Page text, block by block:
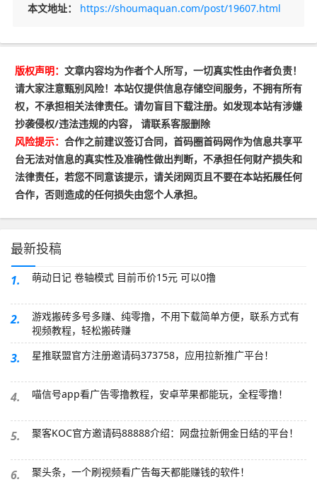
本文地址：
https://shoumaquan.com/post/19607.html
版权声明： 文章内容均为作者个人所写，一切真实性由作者负责！
请大家注意甄别风险！本站仅提供信息存储空间服务，不拥有所有
权，不承担相关法律责任。请勿盲目下载注册。如发现本站有涉嫌
抄袭侵权/违法违规的内容， 请联系客服删除
风险提示： 合作之前建议签订合同，首码圈首码网作为信息共享平
台无法对信息的真实性及准确性做出判断，不承担任何财产损失和
法律责任，若您不同意该提示，请关闭网页且不要在本站拓展任何
合作，否则造成的任何损失由您个人承担。
最新投稿
1. 萌动日记 卷轴模式 目前币价15元 可以0撸
2.
游戏搬砖多号多赚、纯零撸，不用下载简单方便，联系方式有
视频教程，轻松搬砖赚
3. 星推联盟官方注册邀请码373758，应用拉新推广平台！
4. 喵信号app看广告零撸教程，安卓苹果都能玩，全程零撸！
5. 聚客KOC官方邀请码88888介绍：网盘拉新佣金日结的平台！
6. 聚头条，一个刷视频看广告每天都能赚钱的软件！